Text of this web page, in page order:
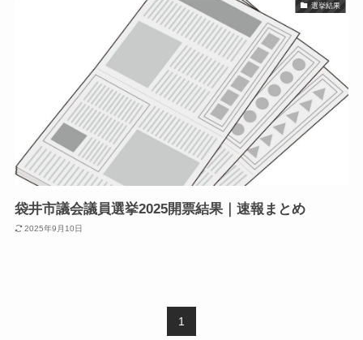
選挙結果
袋井市議会議員選挙2025開票結果｜速報まとめ
2025年9月10日
1